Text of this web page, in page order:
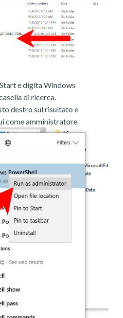
e digita Windows
di ricerca.
destro sul risultato e
come amministratore.